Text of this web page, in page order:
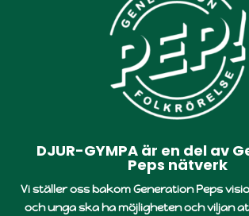
DJUR-GYMPA är en del av
Peps nätverk
Vi ställer oss bakom Generation Peps
och unga ska ha möjligheten och viljan